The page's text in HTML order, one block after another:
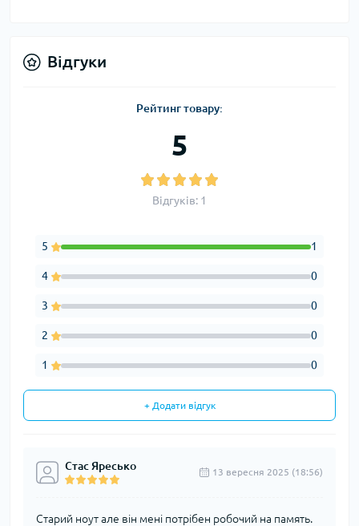
Відгуки
Рейтинг товару:
5
Відгуків: 1
5 1
4 0
3 0
2 0
1 0
+ Додати відгук
Стас Яресько 13 вересня 2025 (18:56)
Старий ноут але він мені потрібен робочий на память.